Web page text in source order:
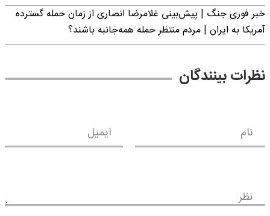
خبر فوری جنگ | پیش‌بینی غلامرضا انصاری از زمان حمله گسترده
آمریکا به ایران | مردم منتظر حمله همه‌جانبه باشند؟
نظرات بینندگان
نام ایمیل
نظر